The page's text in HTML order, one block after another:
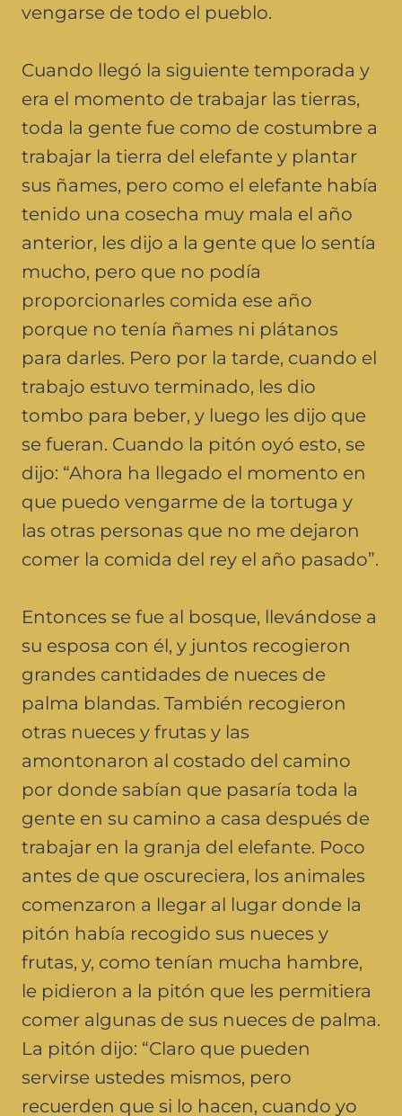
vengarse de todo el pueblo.
Cuando llegó la siguiente temporada y
era el momento de trabajar las tierras,
toda la gente fue como de costumbre a
trabajar la tierra del elefante y plantar
sus ñames, pero como el elefante había
tenido una cosecha muy mala el año
anterior, les dijo a la gente que lo sentía
mucho, pero que no podía
proporcionarles comida ese año
porque no tenía ñames ni plátanos
para darles. Pero por la tarde, cuando el
trabajo estuvo terminado, les dio
tombo para beber, y luego les dijo que
se fueran. Cuando la pitón oyó esto, se
dijo: “Ahora ha llegado el momento en
que puedo vengarme de la tortuga y
las otras personas que no me dejaron
comer la comida del rey el año pasado”.
Entonces se fue al bosque, llevándose a
su esposa con él, y juntos recogieron
grandes cantidades de nueces de
palma blandas. También recogieron
otras nueces y frutas y las
amontonaron al costado del camino
por donde sabían que pasaría toda la
gente en su camino a casa después de
trabajar en la granja del elefante. Poco
antes de que oscureciera, los animales
comenzaron a llegar al lugar donde la
pitón había recogido sus nueces y
frutas, y, como tenían mucha hambre,
le pidieron a la pitón que les permitiera
comer algunas de sus nueces de palma.
La pitón dijo: “Claro que pueden
servirse ustedes mismos, pero
recuerden que si lo hacen, cuando yo